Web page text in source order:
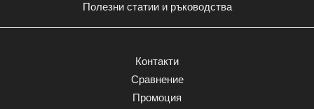
Полезни статии и ръководства
Контакти
Сравнение
Промоция